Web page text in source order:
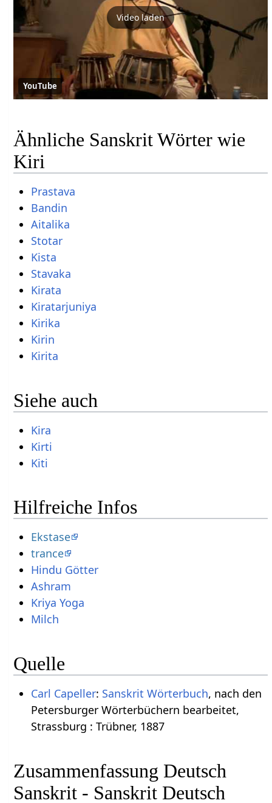
Video laden
YouTube
Ähnliche Sanskrit Wörter wie
Kiri
Prastava
Bandin
Aitalika
Stotar
Kista
Stavaka
Kirata
Kiratarjuniya
Kirika
Kirin
Kirita
Siehe auch
Kira
Kirti
Kiti
Hilfreiche Infos
Ekstase
trance
Hindu Götter
Ashram
Kriya Yoga
Milch
Quelle
Carl Capeller: Sanskrit Wörterbuch, nach den
Petersburger Wörterbüchern bearbeitet,
Strassburg : Trübner, 1887
Zusammenfassung Deutsch
Sanskrit - Sanskrit Deutsch